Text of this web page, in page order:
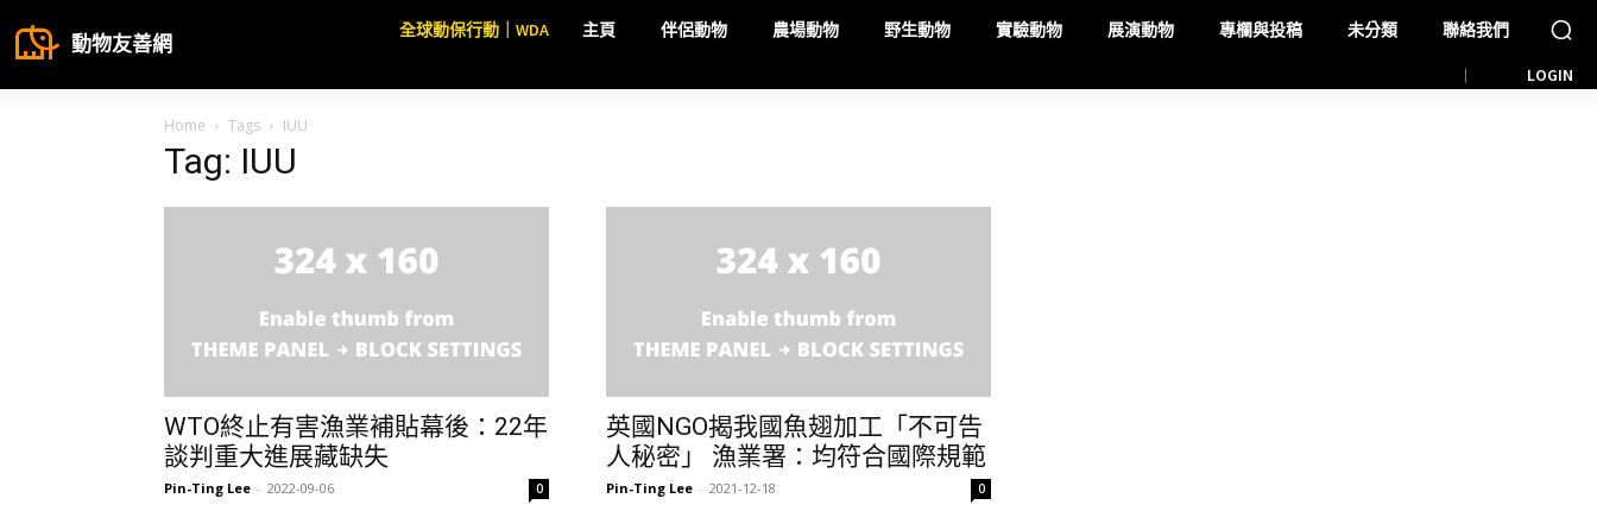
動物友善網
全球動保行動｜WDA 主頁 伴侶動物 農場動物 野生動物 實驗動物 展演動物 專欄與投稿 未分類 聯絡我們
LOGIN
Home Tags IUU
Tag: IUU
WTO終止有害漁業補貼幕後：22年
談判重大進展藏缺失
Pin-Ting Lee - 2022-09-06 0
英國NGO揭我國魚翅加工「不可告
人秘密」 漁業署：均符合國際規範
Pin-Ting Lee - 2021-12-18 0